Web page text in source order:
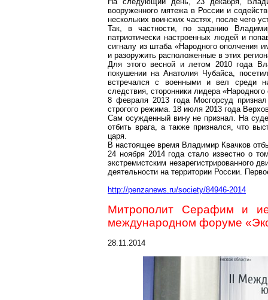
вооруженного мятежа в России и
нескольких воинских частях, после чего
Так, в частности, по заданию
патриотически настроенных людей и
сигналу из штаба «Народного ополчения
и разоружить расположенные в этих
Для этого весной и летом 2010 года
покушении на Анатолия Чубайса,
встречался с военными и вел среди
следствия, сторонники лидера
8 февраля 2013 года Мосгорсуд
строгого режима. 18 июля 2013 года
Сам осужденный вину не признал. На
отбить врага, а также признался, что
царя.
В настоящее время Владимир Квачков
24 ноября 2014 года стало известно о
экстремистским незарегистрированного
деятельности на территории России.
http://penzanews.ru/society/84946-2014
Митрополит Серафим и
международном форуме
28.11.2014